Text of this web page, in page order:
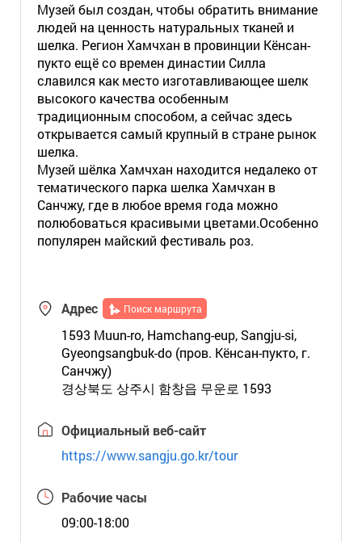
Музей был создан, чтобы обратить внимание
людей на ценность натуральных тканей и
шелка. Регион Хамчхан в провинции Кёнсан-
пукто ещё со времен династии Силла
славился как место изготавливающее шелк
высокого качества особенным
традиционным способом, а сейчас здесь
открывается самый крупный в стране рынок
шелка.
Музей шёлка Хамчхан находится недалеко от
тематического парка шелка Хамчхан в
Санчжу, где в любое время года можно
полюбоваться красивыми цветами.Особенно
популярен майский фестиваль роз.
Адрес Поиск маршрута
1593 Muun-ro, Hamchang-eup, Sangju-si,
Gyeongsangbuk-do (пров. Кёнсан-пукто, г.
Санчжу)
경상북도 상주시 함창읍 무운로 1593
Официальный веб-сайт
https://www.sangju.go.kr/tour
Рабочие часы
09:00-18:00